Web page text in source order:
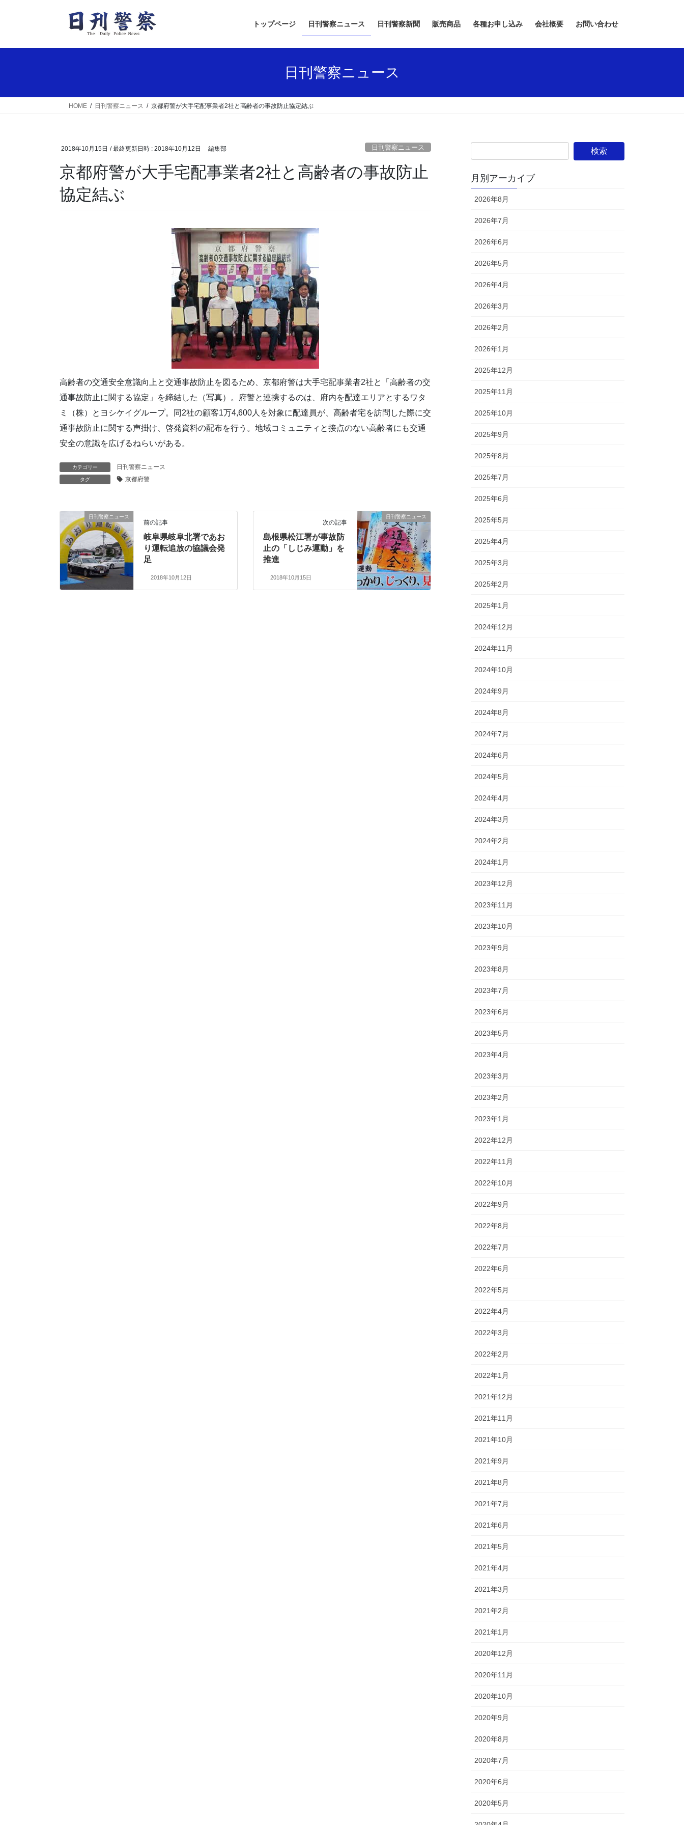
トップページ 日刊警察ニュース 日刊警察新聞 販売商品 各種お申し込み 会社概要 お問い合わせ
日刊警察ニュース
HOME 日刊警察ニュース 京都府警が大手宅配事業者2社と高齢者の事故防止協定結ぶ
2018年10月15日 / 最終更新日時 : 2018年10月12日 編集部 日刊警察ニュース
京都府警が大手宅配事業者2社と高齢者の事故防止
協定結ぶ
高齢者の交通安全意識向上と交通事故防止を図るため、京都府警は大手宅配事業者2社と「高齢者の交
通事故防止に関する協定」を締結した（写真）。府警と連携するのは、府内を配達エリアとするワタ
ミ（株）とヨシケイグループ。同2社の顧客1万4,600人を対象に配達員が、高齢者宅を訪問した際に交
通事故防止に関する声掛け、啓発資料の配布を行う。地域コミュニティと接点のない高齢者にも交通
安全の意識を広げるねらいがある。
カテゴリー 日刊警察ニュース
タグ 京都府警
日刊警察ニュース
前の記事
岐阜県岐阜北署であお
り運転追放の協議会発
足
2018年10月12日
日刊警察ニュース
次の記事
島根県松江署が事故防
止の「しじみ運動」を
推進
2018年10月15日
月別アーカイブ
2026年8月
2026年7月
2026年6月
2026年5月
2026年4月
2026年3月
2026年2月
2026年1月
2025年12月
2025年11月
2025年10月
2025年9月
2025年8月
2025年7月
2025年6月
2025年5月
2025年4月
2025年3月
2025年2月
2025年1月
2024年12月
2024年11月
2024年10月
2024年9月
2024年8月
2024年7月
2024年6月
2024年5月
2024年4月
2024年3月
2024年2月
2024年1月
2023年12月
2023年11月
2023年10月
2023年9月
2023年8月
2023年7月
2023年6月
2023年5月
2023年4月
2023年3月
2023年2月
2023年1月
2022年12月
2022年11月
2022年10月
2022年9月
2022年8月
2022年7月
2022年6月
2022年5月
2022年4月
2022年3月
2022年2月
2022年1月
2021年12月
2021年11月
2021年10月
2021年9月
2021年8月
2021年7月
2021年6月
2021年5月
2021年4月
2021年3月
2021年2月
2021年1月
2020年12月
2020年11月
2020年10月
2020年9月
2020年8月
2020年7月
2020年6月
2020年5月